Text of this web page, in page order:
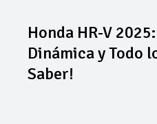
Honda HR-V
Dinámica y Todo
Saber!